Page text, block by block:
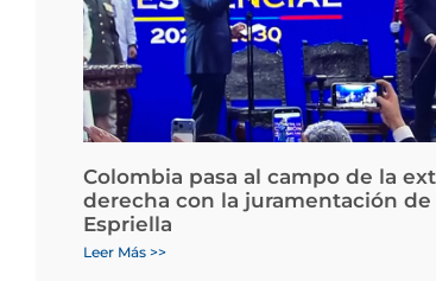
Colombia pasa al campo de la
derecha con la juramentación de
Espriella
Leer Más >>